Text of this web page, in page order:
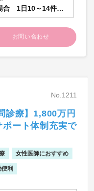
合 1日10～14件程
マ1～2件（10
護師・ドライバーの3
機関は全額支給(東
場代無料）
お問い合わせ
No.1211
診療】1,800万円
ート体制充実で
女性医師におすすめ
利